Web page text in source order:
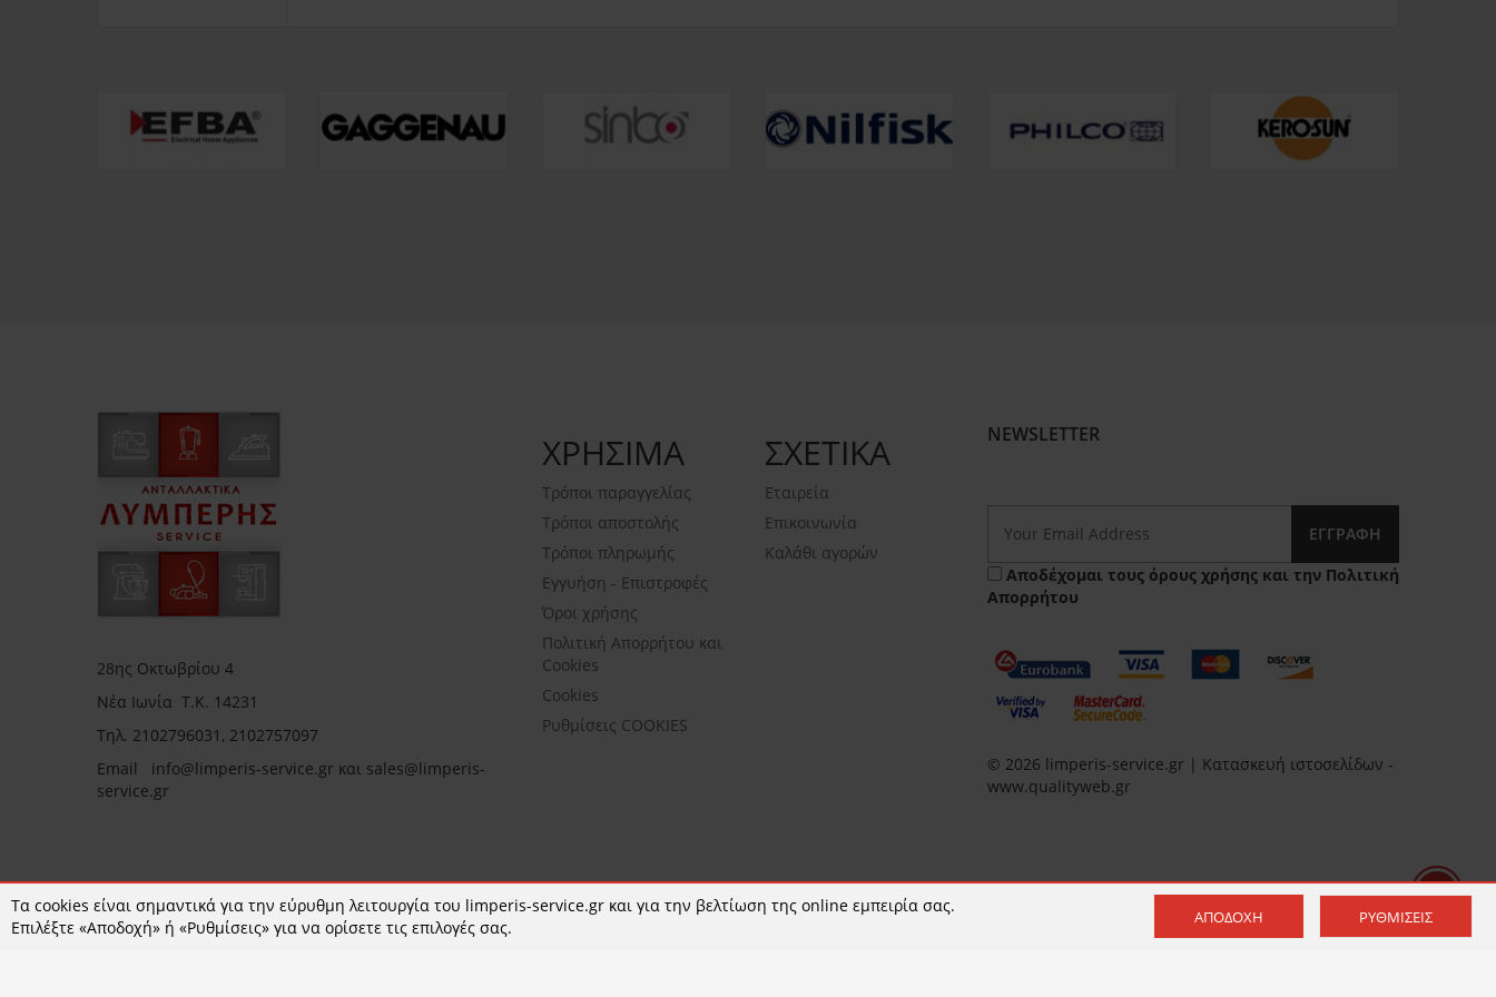
28ης Οκτωβρίου 4
Νέα Ιωνία Τ.Κ. 14231
Τηλ. 2102796031, 2102757097
Email info@limperis-service.gr και sales@limperis-
service.gr
Ωράριο καταστήματος:
ΧΡΗΣΙΜΑ
Τρόποι παραγγελίας
Τρόποι αποστολής
Τρόποι πληρωμής
Εγγυήση - Επιστροφές
Όροι χρήσης
Πολιτική Απορρήτου και
Cookies
Cookies
Ρυθμίσεις COOKIES
ΣΧΕΤΙΚΑ
Εταιρεία
Επικοινωνία
Καλάθι αγορών
NEWSLETTER
ΕΓΓΡΑΦΉ
Αποδέχομαι τους όρους χρήσης και την Πολιτική
Απορρήτου
© 2026 limperis-service.gr | Κατασκευή ιστοσελίδων -
www.qualityweb.gr
Τα cookies είναι σημαντικά για την εύρυθμη λειτουργία του limperis-service.gr και για την βελτίωση της online εμπειρία σας.
Επιλέξτε «Αποδοχή» ή «Ρυθμίσεις» για να ορίσετε τις επιλογές σας.
ΑΠΟΔΟΧΉ ΡΥΘΜΊΣΕΙΣ